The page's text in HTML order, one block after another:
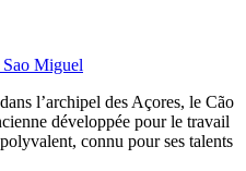
Miguel
l’archipel des Açores, le Cão
développée pour le travail
connu pour ses talents